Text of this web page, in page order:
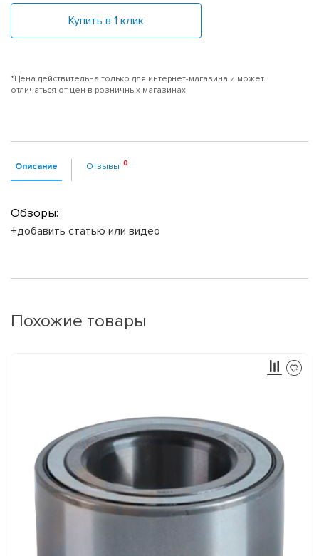
Купить в 1 клик
*Цена действительна только для интернет-магазина и может
отличаться от цен в розничных магазинах
Описание Отзывы
Обзоры:
+добавить статью или видео
Похожие товары